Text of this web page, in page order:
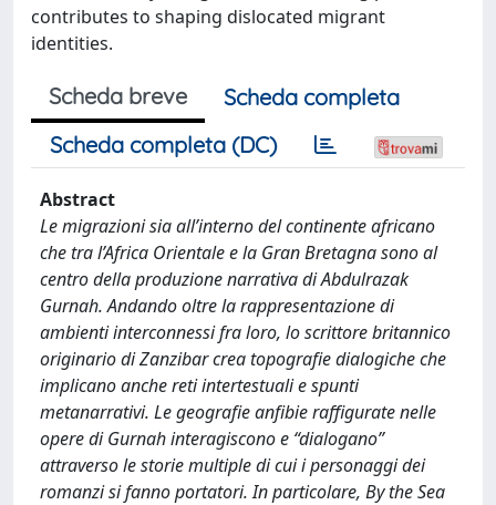
contributes to shaping dislocated migrant
identities.
Scheda breve
Scheda completa
Scheda completa (DC)
Abstract
Le migrazioni sia all’interno del continente africano
che tra l’Africa Orientale e la Gran Bretagna sono al
centro della produzione narrativa di Abdulrazak
Gurnah. Andando oltre la rappresentazione di
ambienti interconnessi fra loro, lo scrittore britannico
originario di Zanzibar crea topografie dialogiche che
implicano anche reti intertestuali e spunti
metanarrativi. Le geografie anfibie raffigurate nelle
opere di Gurnah interagiscono e “dialogano”
attraverso le storie multiple di cui i personaggi dei
romanzi si fanno portatori. In particolare, By the Sea